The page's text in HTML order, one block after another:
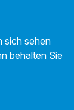
sich sehen
behalten Sie